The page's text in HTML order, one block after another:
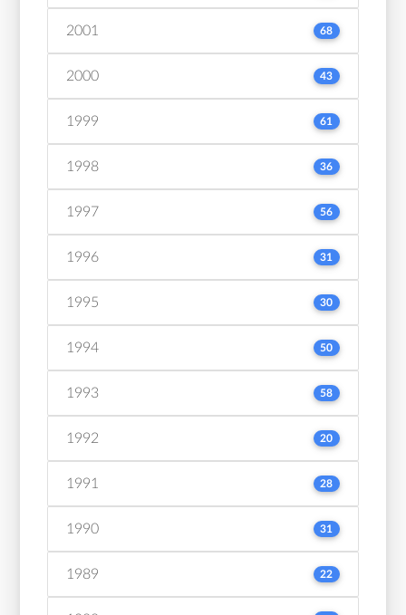
2001 68
2000 43
1999 61
1998 36
1997 56
1996 31
1995 30
1994 50
1993 58
1992 20
1991 28
1990 31
1989 22